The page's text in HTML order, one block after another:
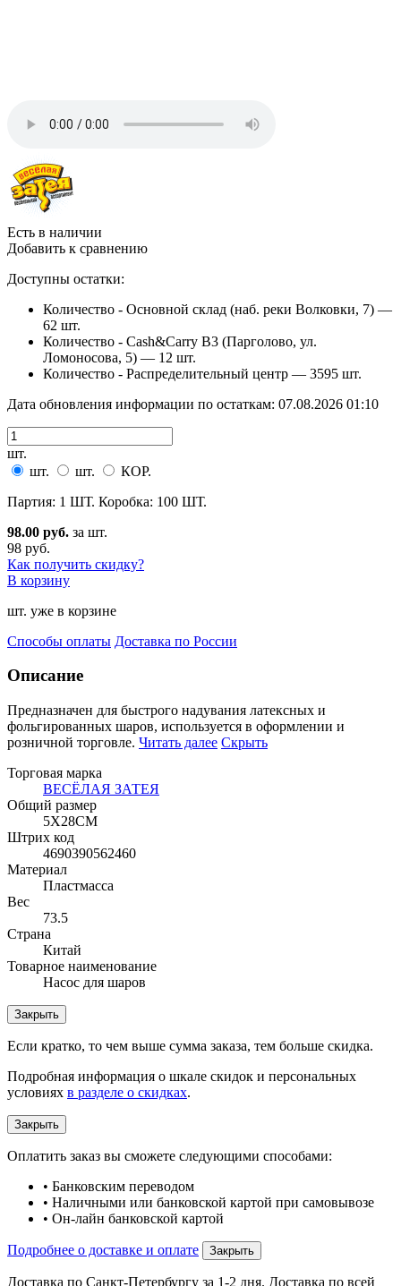
Есть в наличии
Добавить к сравнению
Доступны остатки:
Количество - Основной склад (наб. реки Волковки, 7) —
62 шт.
Количество - Cash&Carry B3 (Парголово, ул.
Ломоносова, 5) — 12 шт.
Количество - Распределительный центр — 3595 шт.
Дата обновления информации по остаткам: 07.08.2026 01:10
шт.
шт.
шт.
КОР.
Партия: 1 ШТ. Коробка: 100 ШТ.
98.00 руб. за шт.
98 руб.
Как получить скидку?
В корзину
шт. уже в корзине
Способы оплаты Доставка по России
Описание
Предназначен для быстрого надувания латексных и
фольгированных шаров, используется в оформлении и
розничной торговле. Читать далее Скрыть
Торговая марка
ВЕСЁЛАЯ ЗАТЕЯ
Общий размер
5Х28СМ
Штрих код
4690390562460
Материал
Пластмасса
Вес
73.5
Страна
Китай
Товарное наименование
Насос для шаров
Закрыть
Если кратко, то чем выше сумма заказа, тем больше скидка.
Подробная информация о шкале скидок и персональных
условиях в разделе о скидках.
Закрыть
Оплатить заказ вы сможете следующими способами:
• Банковским переводом
• Наличными или банковской картой при самовывозе
• Он-лайн банковской картой
Подробнее о доставке и оплате Закрыть
Доставка по Санкт-Петербургу за 1-2 дня. Доставка по всей